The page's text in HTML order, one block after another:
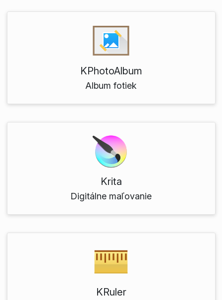
KPhotoAlbum
Album fotiek
Krita
Digitálne maľovanie
KRuler